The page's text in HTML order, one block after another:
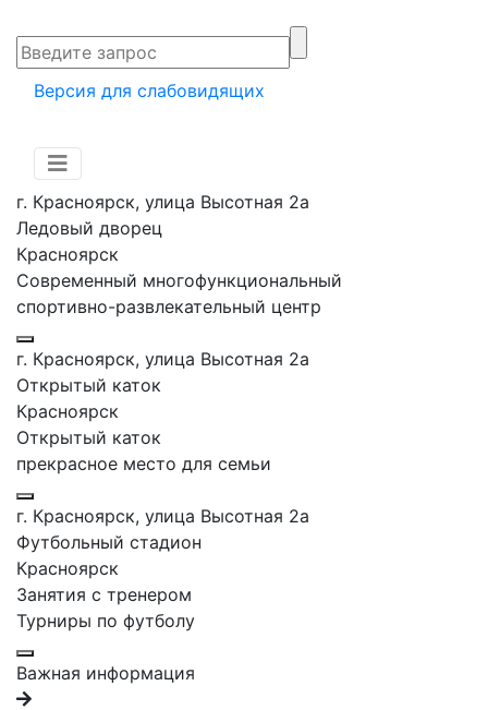
Версия для слабовидящих
г. Красноярск, улица Высотная 2a
Ледовый дворец
Красноярск
Современный многофункциональный
спортивно-развлекательный центр
г. Красноярск, улица Высотная 2a
Открытый каток
Красноярск
Открытый каток
прекрасное место для семьи
г. Красноярск, улица Высотная 2a
Футбольный стадион
Красноярск
Занятия с тренером
Турниры по футболу
Важная информация